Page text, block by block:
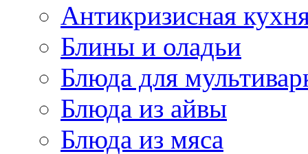
Антикризисная
Блины и оладьи
Блюда для
Блюда из айвы
Блюда из мяса